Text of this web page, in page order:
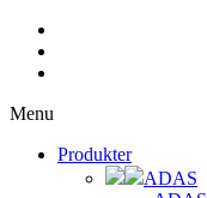
Menu
Produkter
ADAS